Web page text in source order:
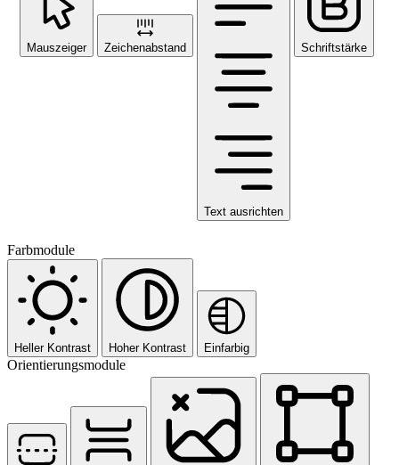
Mauszeiger Zeichenabstand
Text ausrichten
Schriftstärke
Farbmodule
Heller Kontrast Hoher Kontrast Einfarbig
Orientierungsmodule